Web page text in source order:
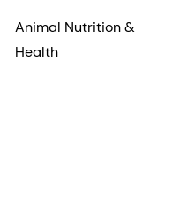
Animal Nutrition &
Health